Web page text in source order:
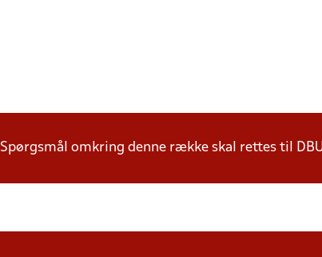
Spørgsmål omkring denne række skal rettes til